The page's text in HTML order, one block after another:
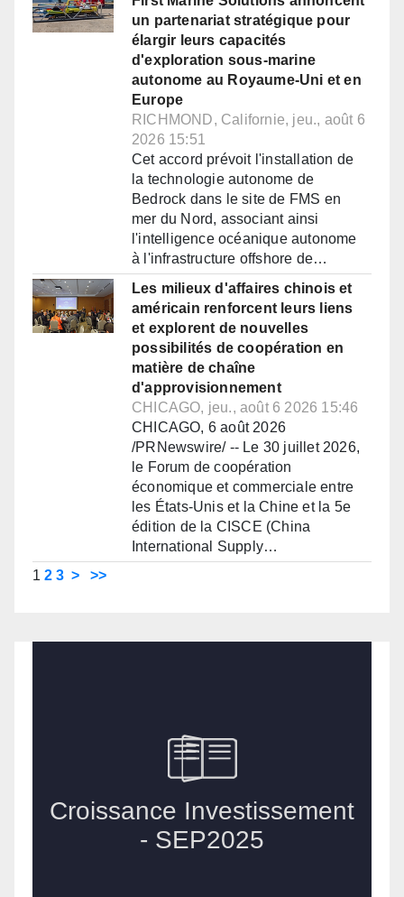
un partenariat stratégique pour
élargir leurs capacités
d'exploration sous-marine
autonome au Royaume-Uni et en
Europe
RICHMOND, Californie, jeu., août 6
2026 15:51
Cet accord prévoit l'installation de
la technologie autonome de
Bedrock dans le site de FMS en
mer du Nord, associant ainsi
l'intelligence océanique autonome
à l'infrastructure offshore de…
Les milieux d'affaires chinois et
américain renforcent leurs liens
et explorent de nouvelles
possibilités de coopération en
matière de chaîne
d'approvisionnement
CHICAGO, jeu., août 6 2026 15:46
CHICAGO, 6 août 2026
/PRNewswire/ -- Le 30 juillet 2026,
le Forum de coopération
économique et commerciale entre
les États-Unis et la Chine et la 5e
édition de la CISCE (China
International Supply…
1 2 3 > >>